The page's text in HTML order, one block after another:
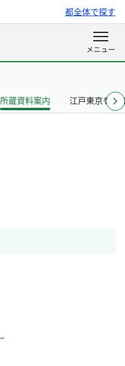
都全体で探す
所蔵資料案内 江戸東京を知